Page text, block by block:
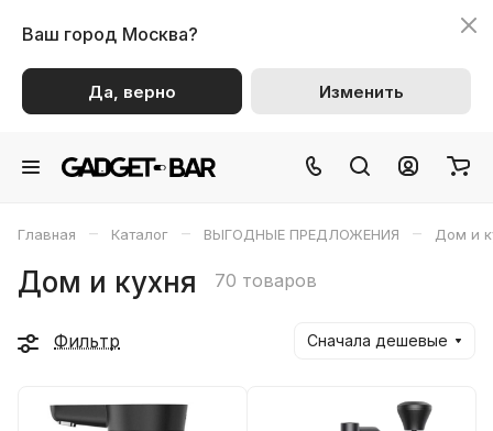
Ваш город Москва?
Да, верно Изменить
Главная – Каталог – ВЫГОДНЫЕ ПРЕДЛОЖЕНИЯ – Дом и
Дом и кухня 70 товаров
Фильтр Сначала дешевые